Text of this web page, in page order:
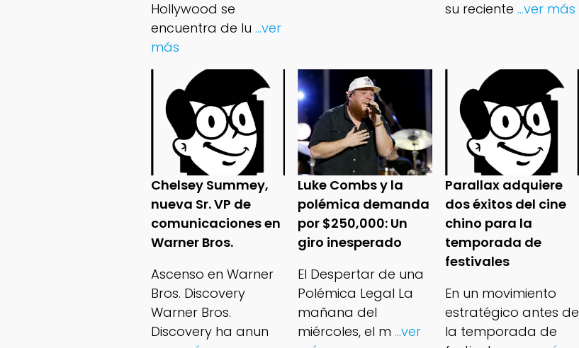
Hollywood se
encuentra de lu ...ver
más
su reciente...ver más
Chelsey Summey,
nueva Sr. VP de
comunicaciones en
Warner Bros.
Ascenso en Warner
Bros. Discovery
Warner Bros.
Discovery ha anun
Luke Combs y la
polémica demanda
por $250,000: Un
giro inesperado
El Despertar de una
Polémica Legal La
mañana del
miércoles, el m ...ver
Parallax adquiere
dos éxitos del cine
chino para la
temporada de
festivales
En un movimiento
estratégico antes de
la temporada de